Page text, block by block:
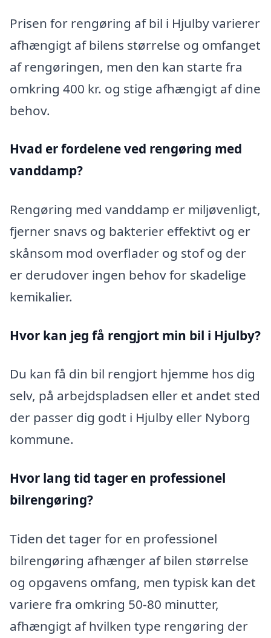
Prisen for rengøring af bil i Hjulby varierer
afhængigt af bilens størrelse og omfanget
af rengøringen, men den kan starte fra
omkring 400 kr. og stige afhængigt af dine
behov.
Hvad er fordelene ved rengøring med
vanddamp?
Rengøring med vanddamp er miljøvenligt,
fjerner snavs og bakterier effektivt og er
skånsom mod overflader og stof og der
er derudover ingen behov for skadelige
kemikalier.
Hvor kan jeg få rengjort min bil i Hjulby?
Du kan få din bil rengjort hjemme hos dig
selv, på arbejdspladsen eller et andet sted
der passer dig godt i Hjulby eller Nyborg
kommune.
Hvor lang tid tager en professionel
bilrengøring?
Tiden det tager for en professionel
bilrengøring afhænger af bilen størrelse
og opgavens omfang, men typisk kan det
variere fra omkring 50-80 minutter,
afhængigt af hvilken type rengøring der